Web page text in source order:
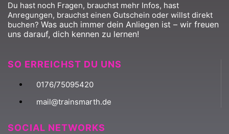
Du hast noch Fragen, brauchst mehr Infos, hast
Anregungen, brauchst einen Gutschein oder willst direkt
buchen? Was auch immer dein Anliegen ist – wir freuen
uns darauf, dich kennen zu lernen!
SO ERREICHST DU UNS
0176/75095420
mail@trainsmarth.de
SOCIAL NETWORKS